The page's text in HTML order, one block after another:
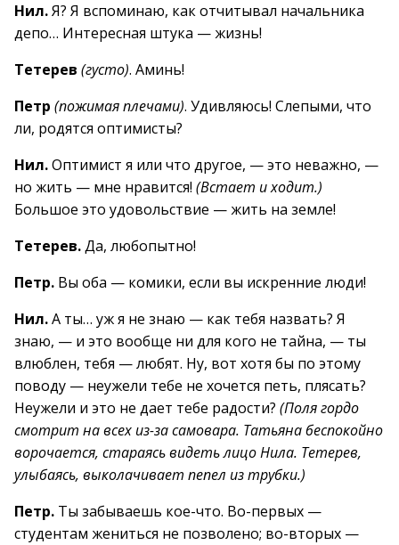
Нил.Я? Я вспоминаю, как отчитывал начальника
депо… Интересная штука — жизнь!
Тетерев (густо). Аминь!
Петр (пожимая плечами). Удивляюсь! Слепыми, что
ли, родятся оптимисты?
Нил.Оптимист я или что другое, — это неважно, —
но жить — мне нравится! (Встает и ходит.)
Большое это удовольствие — жить на земле!
Тетерев.Да, любопытно!
Петр. Вы оба — комики, если вы искренние люди!
Нил.А ты… уж я не знаю — как тебя назвать? Я
знаю, — и это вообще ни для кого не тайна, — ты
влюблен, тебя — любят. Ну, вот хотя бы по этому
поводу — неужели тебе не хочется петь, плясать?
Неужели и это не дает тебе радости? (Поля гордо
смотрит на всех из-за самовара. Татьяна беспокойно
ворочается, стараясь видеть лицо Нила. Тетерев,
улыбаясь, выколачивает пепел из трубки.)
Петр. Ты забываешь кое-что. Во-первых —
студентам жениться не позволено; во-вторых —